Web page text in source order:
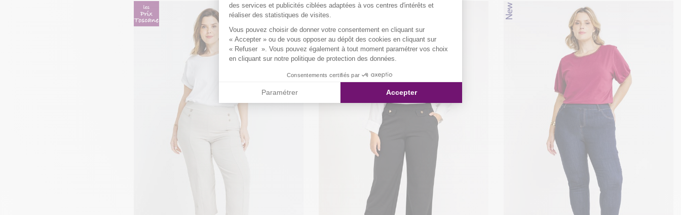
des services et publicités ciblées adaptées à vos centres d'intérêts et
réaliser des statistiques de visites.
Vous pouvez choisir de donner votre consentement en cliquant sur
« Accepter » ou de vous opposer au dépôt des cookies en cliquant sur
« Refuser ». Vous pouvez également à tout moment paramétrer vos choix
en cliquant sur notre politique de protection des données.
Consentements certifiés par
Paramétrer Accepter